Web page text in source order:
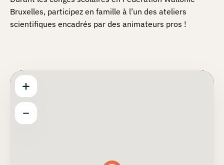
Bruxelles, participez en famille à l’un des ateliers
scientifiques encadrés par des animateurs pros !